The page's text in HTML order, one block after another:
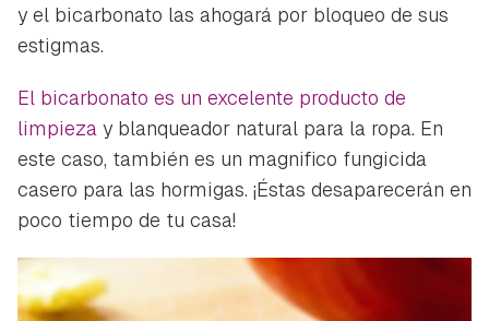
CANCELAR
y el bicarbonato las ahogará por bloqueo de sus
estigmas.
El bicarbonato es un excelente producto de
limpieza y blanqueador natural para la ropa. En
este caso, también es un magnifico fungicida
casero para las hormigas. ¡Éstas desaparecerán en
poco tiempo de tu casa!
ACEPTAR